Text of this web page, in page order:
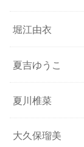
堀江由衣
夏吉ゆうこ
夏川椎菜
大久保瑠美